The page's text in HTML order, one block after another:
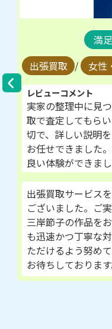
出張買取 / 女性
レビューコメント
実家の整理中に見
取で査定してもら
切で、詳しい説明
お任せできました
良い体験ができまし
出張買取サービス
ございました。ご
三岸節子の作品を
も迅速かつ丁寧な
ただけるよう努め
お待ちしております